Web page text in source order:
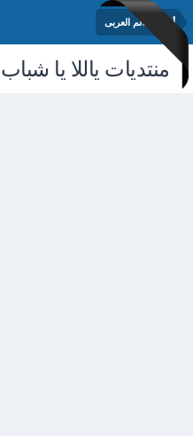
أخبار العالم العربى
منتديات ياللا يا شباب